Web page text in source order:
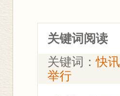
关键词阅读
关键词：快讯
举行